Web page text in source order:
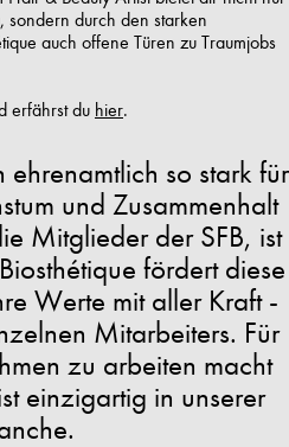
sondern durch den starken
auch offene Türen zu Traumjobs
erfährst du hier.
so stark für
und Zusammenhalt
Mitglieder der SFB, ist
fördert diese
Werte mit aller Kraft -
Mitarbeiters. Für
zu arbeiten macht
einzigartig in unserer